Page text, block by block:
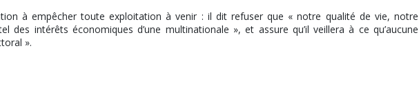
à empêcher toute exploitation à venir : il dit refuser que « notre qualité de vie, notre
des intérêts économiques d’une multinationale », et assure qu’il veillera à ce qu’aucune
».